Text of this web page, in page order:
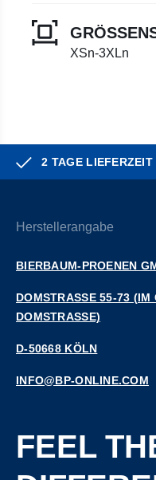
XSn-3XLn
2 TAGE LIEFERZEIT
Herstellerangabe
BIERBAUM-PROENEN
DOMSTRASSE 55-73 (IM
OMSTRASSE)
D-50668 KÖLN
INFO@BP-ONLINE.COM
FEEL